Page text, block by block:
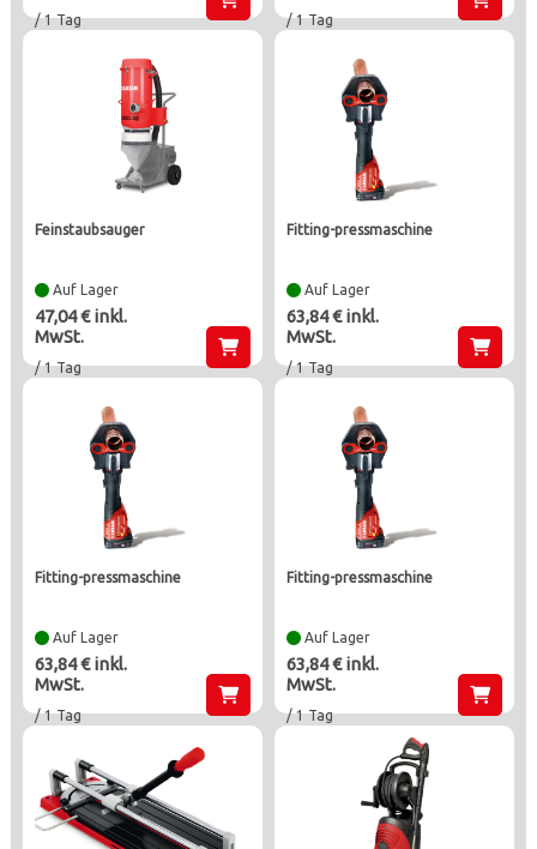
/ 1 Tag / 1 Tag
feinstaubsauger
Auf Lager
47,04 € inkl.
MwSt.
/ 1 Tag
fitting-pressmaschine
Auf Lager
63,84 € inkl.
MwSt.
/ 1 Tag
fitting-pressmaschine
Auf Lager
63,84 € inkl.
MwSt.
/ 1 Tag
fitting-pressmaschine
Auf Lager
63,84 € inkl.
MwSt.
/ 1 Tag